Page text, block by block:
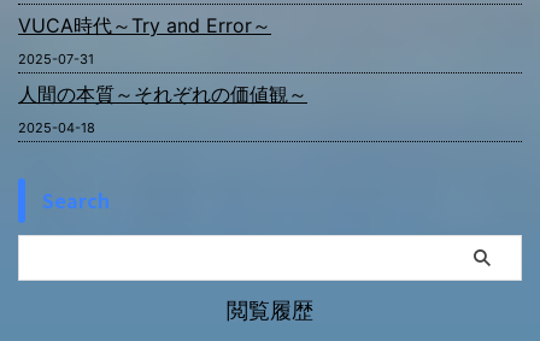
VUCA時代～Try and Error～
2025-07-31
人間の本質～それぞれの価値観～
2025-04-18
Search
閲覧履歴